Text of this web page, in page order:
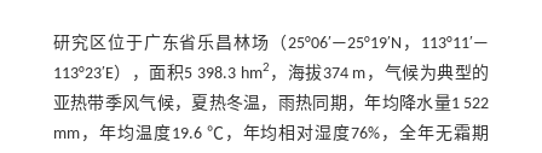
研究区位于广东省乐昌林场（25°06′—25°19′N，113°11′—
113°23′E），面积5 398.3 hm2 ，海拔374 m，气候为典型的
亚热带季风气候，夏热冬温，雨热同期，年均降水量1 522
mm，年均温度19.6 ℃，年均相对湿度76%，全年无霜期